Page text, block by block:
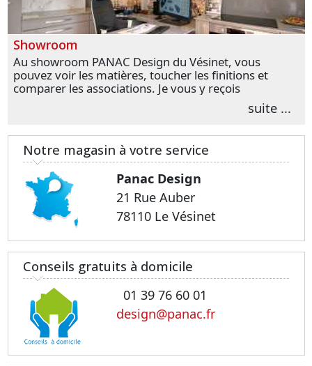
Showroom
Au showroom PANAC Design du Vésinet, vous
pouvez voir les matières, toucher les finitions et
comparer les associations. Je vous y reçois
personnellement pour parler de votre projet et
transformer vos premières idées en choix plussuite ...
Notre magasin à votre service
Panac Design
21 Rue Auber
78110 Le Vésinet
Conseils gratuits à domicile
01 39 76 60 01
design@panac.fr